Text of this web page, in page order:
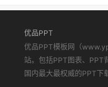
优品PPT
优品PPT模板网（
站。包括PPT图表、PPT
国内最大最权威的PPT下